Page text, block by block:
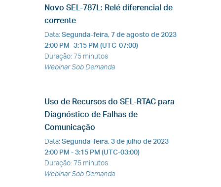
Novo SEL-787L: Relé diferencial de
corrente
Data: Segunda-feira, 7 de agosto de 2023
2:00 PM- 3:15 PM (UTC-07:00)
Duração: 75 minutos
Webinar Sob Demanda
Uso de Recursos do SEL-RTAC para
Diagnóstico de Falhas de
Comunicação
Data: Segunda-feira, 3 de julho de 2023
2:00 PM - 3:15 PM (UTC-03:00)
Duração: 75 minutos
Webinar Sob Demanda